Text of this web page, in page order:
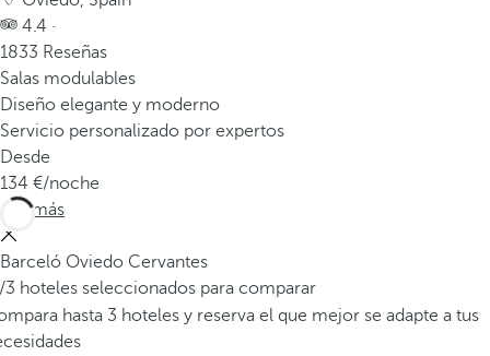
c
i
ó
n
d
e
l
a
e
n
t
a
n
4.4 ·
1833 Reseñas
Salas modulables
Diseño elegante y moderno
Servicio personalizado por expertos
Desde
134
/noche
Ver más
Barceló Oviedo Cervantes
/3 hoteles seleccionados para comparar
hasta 3 hoteles y reserva el que mejor se adapte a tus